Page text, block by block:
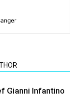
Gianni Infantino